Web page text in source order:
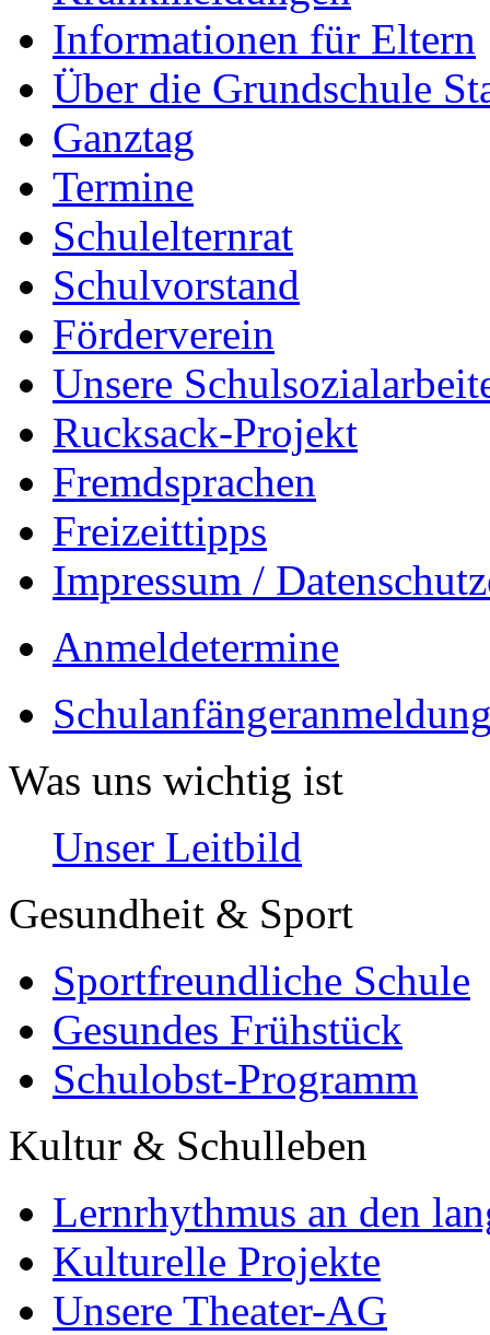
Informationen für Eltern
Über die Grundschule
Ganztag
Termine
Schulelternrat
Schulvorstand
Förderverein
Unsere
Rucksack-Projekt
Fremdsprachen
Freizeittipps
Impressum /
Anmeldetermine
Was uns wichtig ist
Unser Leitbild
Gesundheit & Sport
Sportfreundliche Schule
Gesundes Frühstück
Schulobst-Programm
Kultur & Schulleben
Lernrhythmus an den
Kulturelle Projekte
Unsere Theater-AG